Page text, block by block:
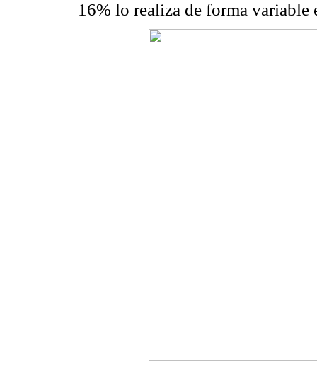
16% lo realiza de forma